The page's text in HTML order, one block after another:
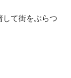
て街をぶらつ